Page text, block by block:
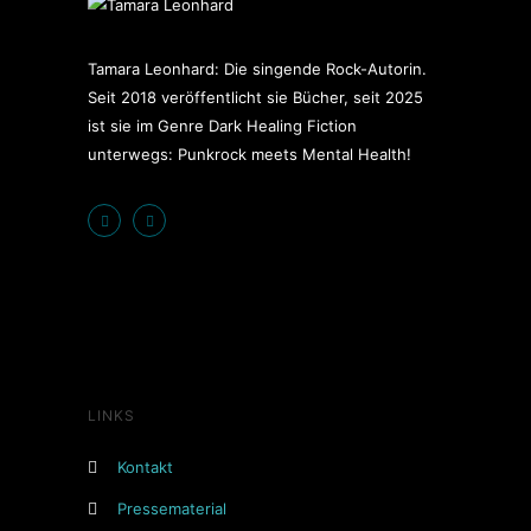
Tamara Leonhard: Die singende Rock-Autorin.
Seit 2018 veröffentlicht sie Bücher, seit 2025
ist sie im Genre Dark Healing Fiction
unterwegs: Punkrock meets Mental Health!
LINKS
Kontakt
Pressematerial